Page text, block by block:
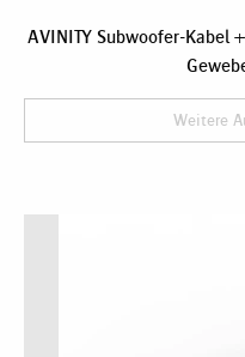
AVINITY Subwoofer-Kabel
Weitere